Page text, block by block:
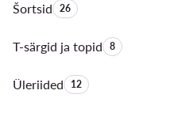
ŠortsidToodete arv:
26
T-särgid ja topidToodete arv:
8
ÜleriidedToodete arv:
12